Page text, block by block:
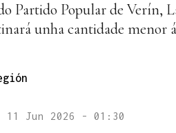
Partido Popular de Verín,
unha cantidade menor
11 Jun 2026 - 01:30